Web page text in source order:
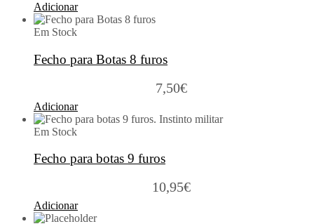
Adicionar
Em Stock
Fecho para Botas 8 furos
7,50€
Adicionar
Em Stock
Fecho para botas 9 furos
10,95€
Adicionar